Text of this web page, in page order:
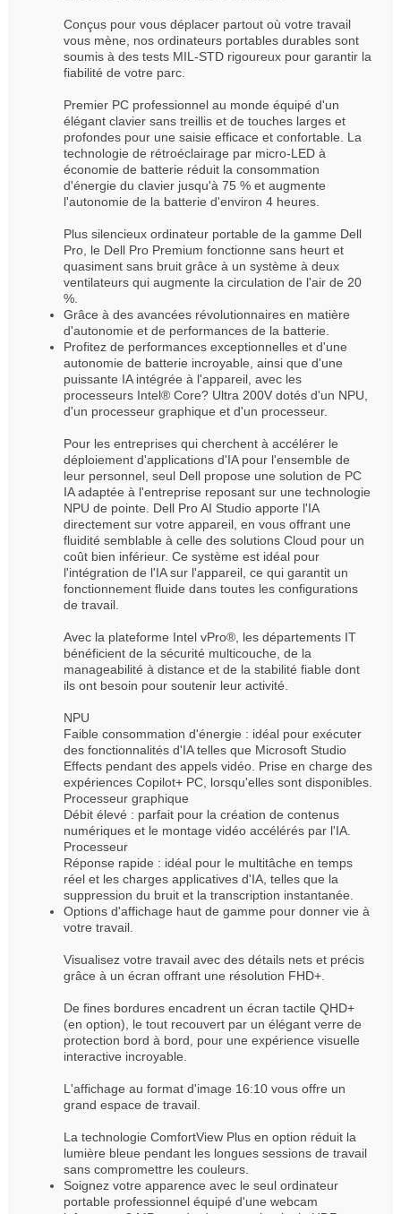
Conçus pour vous déplacer partout où votre travail
vous mène, nos ordinateurs portables durables sont
soumis à des tests MIL-STD rigoureux pour garantir la
fiabilité de votre parc.
Premier PC professionnel au monde équipé d'un
élégant clavier sans treillis et de touches larges et
profondes pour une saisie efficace et confortable. La
technologie de rétroéclairage par micro-LED à
économie de batterie réduit la consommation
d'énergie du clavier jusqu'à 75 % et augmente
l'autonomie de la batterie d'environ 4 heures.
Plus silencieux ordinateur portable de la gamme Dell
Pro, le Dell Pro Premium fonctionne sans heurt et
quasiment sans bruit grâce à un système à deux
ventilateurs qui augmente la circulation de l'air de 20
%.
Grâce à des avancées révolutionnaires en matière
d'autonomie et de performances de la batterie.
Profitez de performances exceptionnelles et d'une
autonomie de batterie incroyable, ainsi que d'une
puissante IA intégrée à l'appareil, avec les
processeurs Intel® Core? Ultra 200V dotés d'un NPU,
d'un processeur graphique et d'un processeur.
Pour les entreprises qui cherchent à accélérer le
déploiement d'applications d'IA pour l'ensemble de
leur personnel, seul Dell propose une solution de PC
IA adaptée à l'entreprise reposant sur une technologie
NPU de pointe. Dell Pro AI Studio apporte l'IA
directement sur votre appareil, en vous offrant une
fluidité semblable à celle des solutions Cloud pour un
coût bien inférieur. Ce système est idéal pour
l'intégration de l'IA sur l'appareil, ce qui garantit un
fonctionnement fluide dans toutes les configurations
de travail.
Avec la plateforme Intel vPro®, les départements IT
bénéficient de la sécurité multicouche, de la
manageabilité à distance et de la stabilité fiable dont
ils ont besoin pour soutenir leur activité.
NPU
Faible consommation d'énergie : idéal pour exécuter
des fonctionnalités d'IA telles que Microsoft Studio
Effects pendant des appels vidéo. Prise en charge des
expériences Copilot+ PC, lorsqu'elles sont disponibles.
Processeur graphique
Débit élevé : parfait pour la création de contenus
numériques et le montage vidéo accélérés par l'IA.
Processeur
Réponse rapide : idéal pour le multitâche en temps
réel et les charges applicatives d'IA, telles que la
suppression du bruit et la transcription instantanée.
Options d'affichage haut de gamme pour donner vie à
votre travail.
Visualisez votre travail avec des détails nets et précis
grâce à un écran offrant une résolution FHD+.
De fines bordures encadrent un écran tactile QHD+
(en option), le tout recouvert par un élégant verre de
protection bord à bord, pour une expérience visuelle
interactive incroyable.
L'affichage au format d'image 16:10 vous offre un
grand espace de travail.
La technologie ComfortView Plus en option réduit la
lumière bleue pendant les longues sessions de travail
sans compromettre les couleurs.
Soignez votre apparence avec le seul ordinateur
portable professionnel équipé d'une webcam